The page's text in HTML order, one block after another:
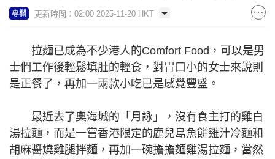
專欄 更新時間：02:00 2025-11-20 HKT
拉麵已成為不少港人的Comfort Food，可以是男
士們工作後輕鬆填肚的輕食，對胃口小的女士來說則
是正餐了，再加一兩款小吃已是感覺豐盛。
最近去了奧海城的「月詠」，沒有食主打的雞白
湯拉麵，而是一嘗香港限定的鹿兒島魚餅雞汁冷麵和
胡麻醬燒雞腿拌麵，再加一碗擔擔麵雞湯拉麵，當然